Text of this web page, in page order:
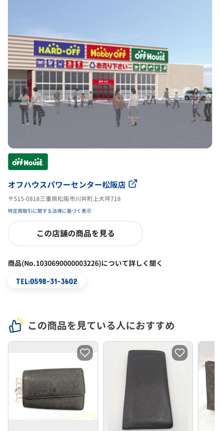
オフハウスパワーセンター松阪店
〒515-0818三重県松阪市川井町上大坪718
特定商取引に関する法律に基づく表示
この店舗の商品を見る
商品(No.1030690000003226)について詳しく聞く
TEL:0598-31-3602
この商品を見ている人におすすめ